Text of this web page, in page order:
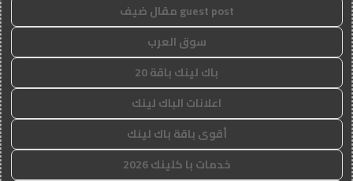
guest post مقال ضيف
سوق العرب
باك لينك باقة 20
اعلانات الباك لينك
أقوى باقة باك لينك
خدمات با كلينك 2026